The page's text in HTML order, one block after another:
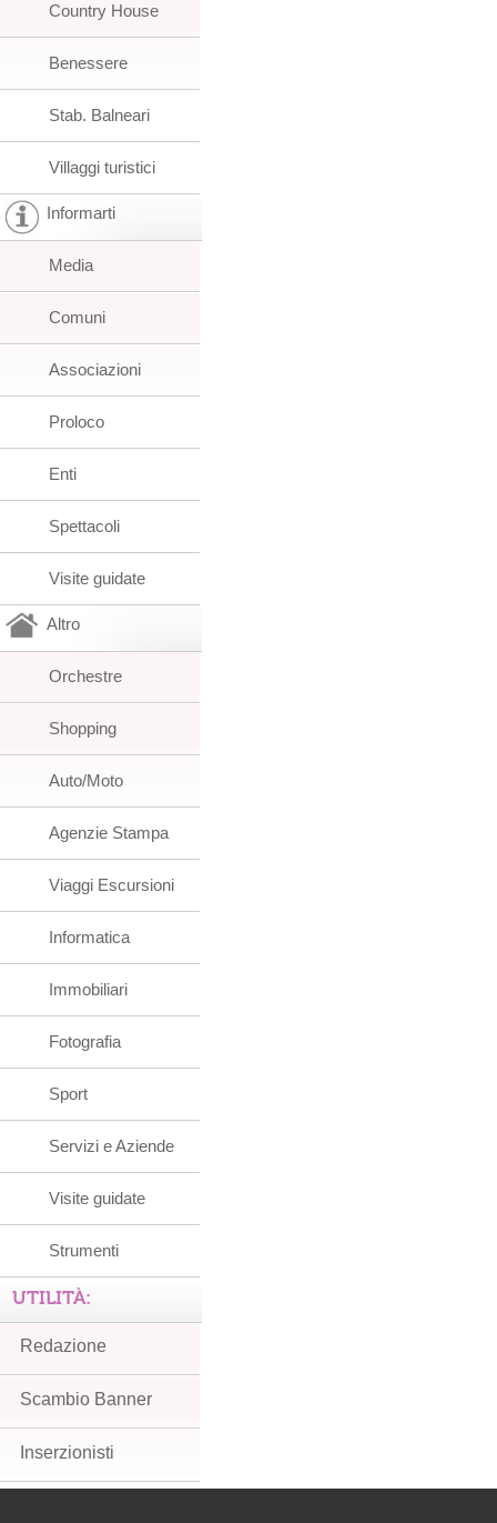
Country House
Benessere
Stab. Balneari
Villaggi turistici
Informarti
Media
Comuni
Associazioni
Proloco
Enti
Spettacoli
Visite guidate
Altro
Orchestre
Shopping
Auto/Moto
Agenzie Stampa
Viaggi Escursioni
Informatica
Immobiliari
Fotografia
Sport
Servizi e Aziende
Visite guidate
Strumenti
UTILITÀ:
Redazione
Scambio Banner
Inserzionisti